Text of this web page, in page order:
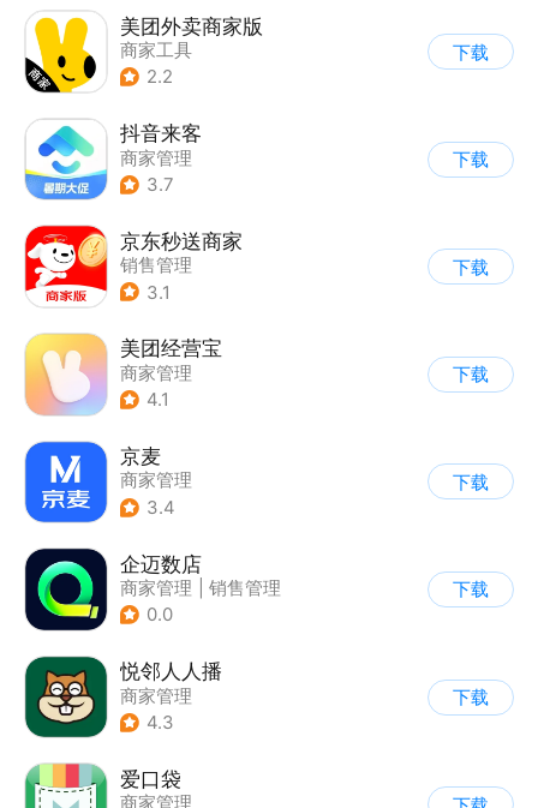
美团外卖商家版
商家工具
2.2
下载
抖音来客
商家管理
3.7
下载
京东秒送商家
销售管理
3.1
下载
美团经营宝
商家管理
4.1
下载
京麦
商家管理
3.4
下载
企迈数店
商家管理
销售管理
0.0
下载
悦邻人人播
商家管理
4.3
下载
爱口袋
商家管理